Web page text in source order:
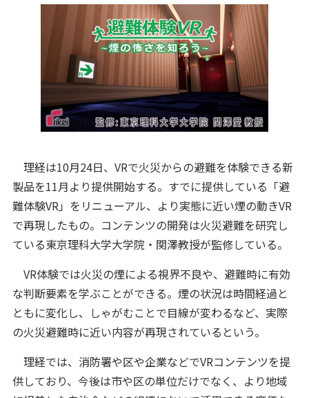
理経は10月24日、VRで火災からの避難を体験できる新
製品を11月より提供開始する。すでに提供している「避
難体験VR」をリニューアル、より実態に近い煙の動きVR
で再現したもの。コンテンツの開発は火災避難を研究し
ている東京理科大学大学院・関澤教授が監修している。
VR体験では火災の煙による視界不良や、避難時に有効
な判断要素を学ぶことができる。煙の状況は時間経過と
ともに変化し、しゃがむことで目線が変わるなど、実際
の火災避難時に近い内容が再現されているという。
理経では、消防署や区や企業などでVRコンテンツを提
供しており、今後は市や区の単位だけでなく、より地域